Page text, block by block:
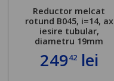
Reductor melcat
rotund B045, i=14, ax
iesire tubular,
diametru 19mm
24942lei